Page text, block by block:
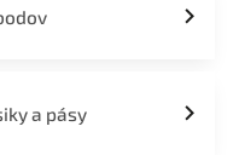
a pásy